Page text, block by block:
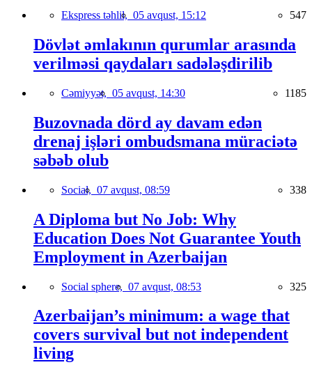
Ekspress təhlil, 05 avqust, 15:12 547
Dövlət əmlakının qurumlar arasında
verilməsi qaydaları sadələşdirilib
Cəmiyyət, 05 avqust, 14:30 1185
Buzovnada dörd ay davam edən
drenaj işləri ombudsmana müraciətə
səbəb olub
Social, 07 avqust, 08:59 338
A Diploma but No Job: Why
Education Does Not Guarantee Youth
Employment in Azerbaijan
Social sphere, 07 avqust, 08:53 325
Azerbaijan’s minimum: a wage that
covers survival but not independent
living